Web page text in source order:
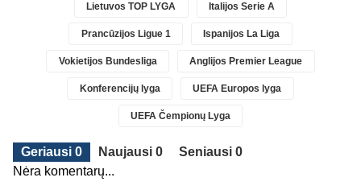
Lietuvos TOP LYGA Italijos Serie A
Prancūzijos Ligue 1 Ispanijos La Liga
Vokietijos Bundesliga Anglijos Premier League
Konferencijų lyga UEFA Europos lyga
UEFA Čempionų Lyga
Geriausi 0 Naujausi 0
Seniausi 0
Nėra komentarų...